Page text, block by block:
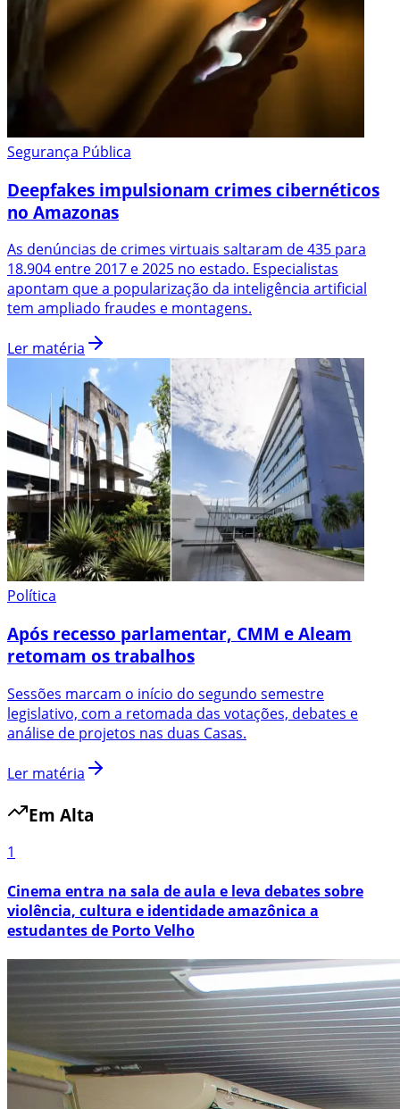
Segurança Pública
Deepfakes impulsionam crimes cibernéticos
no Amazonas
As denúncias de crimes virtuais saltaram de 435 para
18.904 entre 2017 e 2025 no estado. Especialistas
apontam que a popularização da inteligência artificial
tem ampliado fraudes e montagens.
Ler matéria
Política
Após recesso parlamentar, CMM e Aleam
retomam os trabalhos
Sessões marcam o início do segundo semestre
legislativo, com a retomada das votações, debates e
análise de projetos nas duas Casas.
Ler matéria
Em Alta
1
Cinema entra na sala de aula e leva debates sobre
violência, cultura e identidade amazônica a
estudantes de Porto Velho